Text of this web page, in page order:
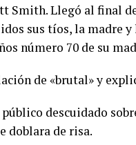
Smith. Llegó al final
sus tíos, la madre
número 70 de su
de «brutal» y
descuidado
doblara de risa.